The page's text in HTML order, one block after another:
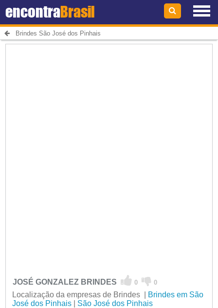
encontraBrasil
Brindes São José dos Pinhais
JOSÉ GONZALEZ BRINDES 0 0
Localização da empresas de Brindes |
Brindes em São
José dos Pinhais| São José dos Pinhais